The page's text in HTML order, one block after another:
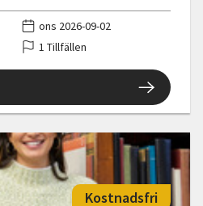
ons 2026-09-02
1 Tillfällen
Kostnadsfri